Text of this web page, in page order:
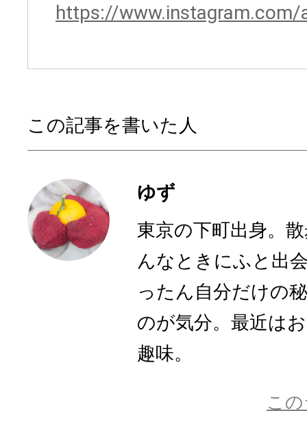
https://
この記事を書いた人
ゆず
東京の下町出身。
んなときにふと出
ったん自分だけの
のが気分。最近は
趣味。
こ